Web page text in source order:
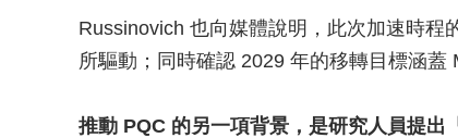
Russinovich 也向媒體說明，此次加速時程
所驅動；同時確認 2029 年的移轉目標涵蓋
推動 PQC 的另一項背景，是研究人員提